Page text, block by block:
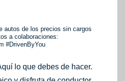
autos de los precios sin cargos
a colaboraciones:
#DrivenByYou